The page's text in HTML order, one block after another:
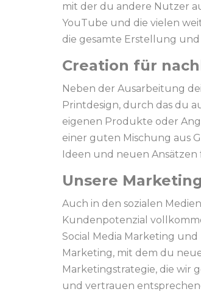
mit der du andere Nutzer
YouTube und die vielen
die gesamte Erstellung
Creation für
Neben der Ausarbeitung
Printdesign, durch das du
eigenen Produkte oder
einer guten Mischung aus
Ideen und neuen
Unsere
Auch in den sozialen
Kundenpotenzial
Social Media Marketing
Marketing, mit dem du
Marketingstrategie, die wir
und vertrauen